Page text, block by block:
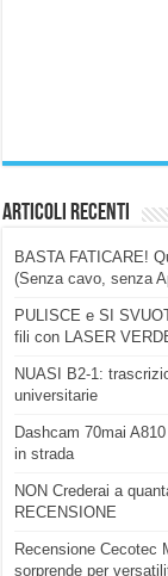
Articoli Recenti
BASTA FATICARE!
(Senza cavo, senza
PULISCE e SI
fili con LASER
NUASI B2-1:
universitarie
Dashcam 70mai
in strada
NON Crederai a
RECENSIONE
Recensione Cecotec
sorprende per